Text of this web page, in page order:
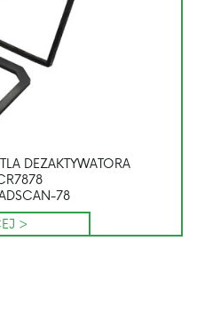
DEZAKTYWATORA
78
>